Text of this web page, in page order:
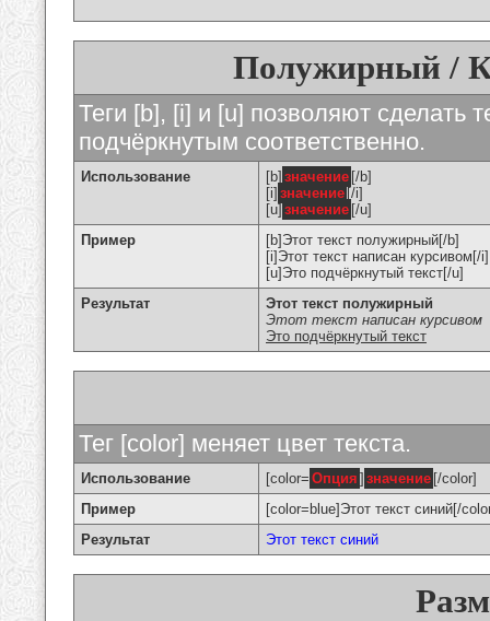
Полужирный /
Теги [b], [i] и [u] позволяют сделать
подчёркнутым соответственно.
Использование [b] значение [/b]
[i] значение [/i]
[u] значение [/u]
Пример
[b]Этот текст полужирный[/b]
[i]Этот текст написан курсивом[/i]
[u]Это подчёркнутый текст[/u]
Результат
Этот текст полужирный
Этот текст написан курсивом
Это подчёркнутый текст
Тег [color] меняет цвет текста.
Использование [color= Опция ] значение [/color]
Пример
[color=blue]Этот текст синий[/
Результат
Этот текст синий